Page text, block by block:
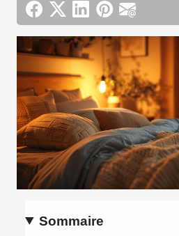
Sommaire